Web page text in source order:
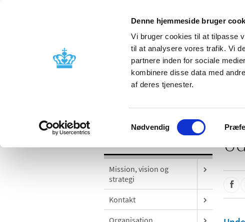
Denne hjemmeside bruger
Vi bruger cookies til at tilpasse
til at analysere vores trafik. Vi
partnere inden for sociale
kombinere disse data med
af deres tjenester.
Samtykkevalg
Nødvendig
Godkendelse og
Bivirkninger og
produktinformation
Mission, vision og
strategi
Kontakt